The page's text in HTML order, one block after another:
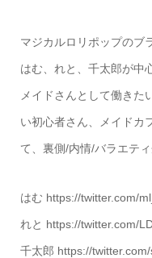
マジカルロリポップのブ
はむ、れと、千太郎が中
メイドさんとして働きた
い初心者さん、メイドカ
て、裏側/内情/バラエテ
はむ https://twitter.com/
れと https://twitter.com/
千太郎 https://